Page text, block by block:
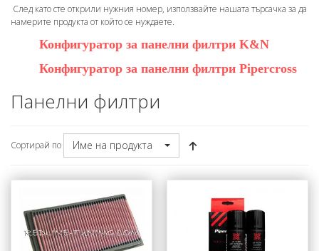
След като сте открили нужния номер, използвайте нашата търсачка за да
намерите продукта от който се нуждаете.
Конфигуратор за панелни филтри K&N
Конфигуратор за панелни филтри Pipercross
Панелни филтри
Сортирай по Име на продукта